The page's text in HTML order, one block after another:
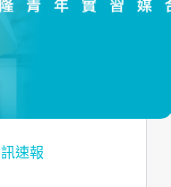
速報